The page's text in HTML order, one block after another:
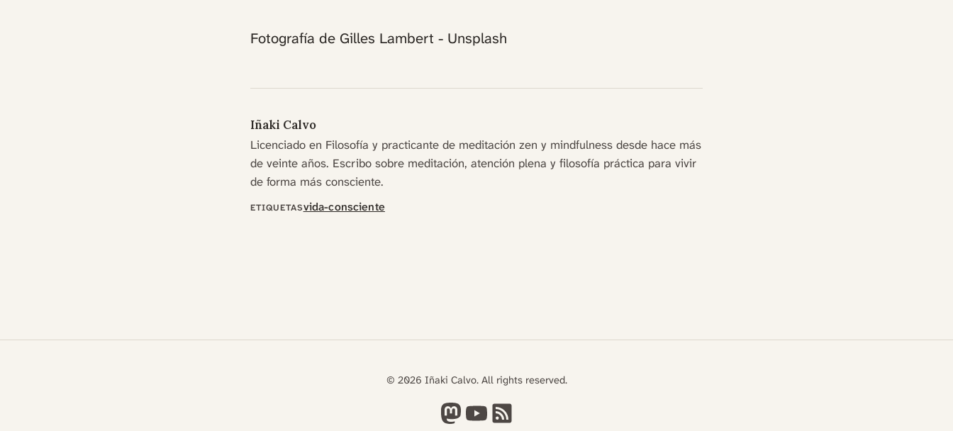
Fotografía de Gilles Lambert - Unsplash
Iñaki Calvo
Licenciado en Filosofía y practicante de meditación zen y mindfulness desde hace más
de veinte años. Escribo sobre meditación, atención plena y filosofía práctica para vivir
de forma más consciente.
ETIQUETASvida-consciente
© 2026 Iñaki Calvo. All rights reserved.